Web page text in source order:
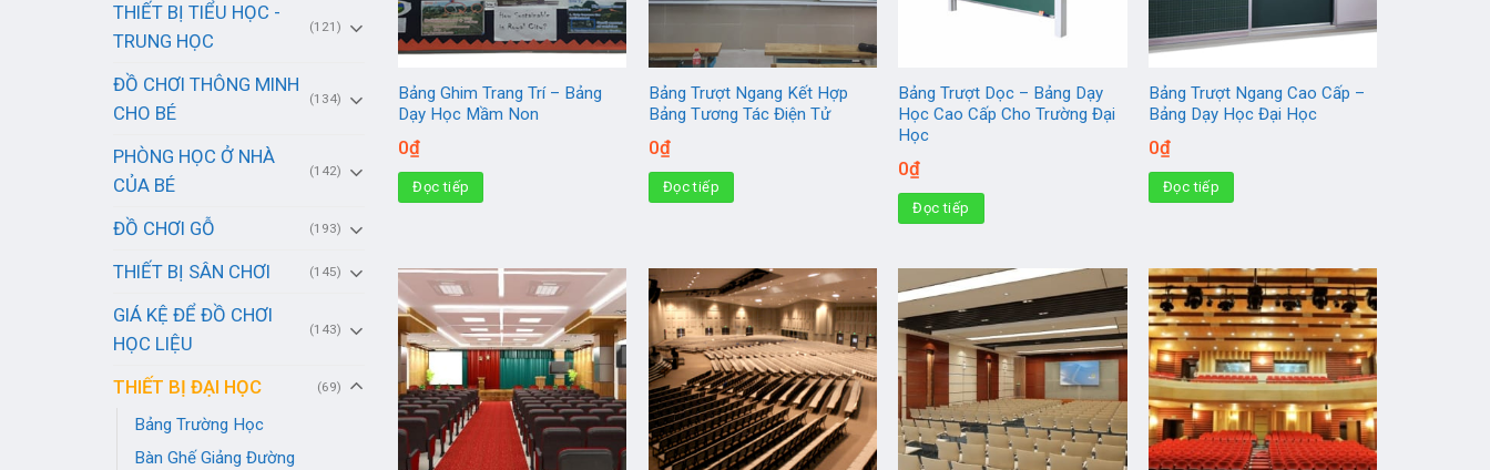
THIẾT BỊ TIỂU HỌC -
TRUNG HỌC
(121)
ĐỒ CHƠI THÔNG MINH
CHO BÉ
(134)
PHÒNG HỌC Ở NHÀ
CỦA BÉ
(142)
ĐỒ CHƠI GỖ (193)
THIẾT BỊ SÂN CHƠI (145)
GIÁ KỆ ĐỂ ĐỒ CHƠI
HỌC LIỆU
(143)
THIẾT BỊ ĐẠI HỌC (69)
Bảng Trường Học
Bàn Ghế Giảng Đường
Bảng Ghim Trang Trí – Bảng
Dạy Học Mầm Non
0₫
Đọc tiếp
Bảng Trượt Ngang Kết Hợp
Bảng Tương Tác Điện Tử
0₫
Đọc tiếp
Bảng Trượt Dọc – Bảng Dạy
Học Cao Cấp Cho Trường Đại
Học
0₫
Đọc tiếp
Bảng Trượt Ngang Cao Cấp –
Bảng Dạy Học Đại Học
0₫
Đọc tiếp